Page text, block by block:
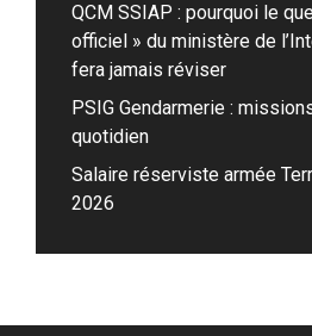
QCM SSIAP : pourquoi le
officiel » du ministère de
fera jamais réviser
PSIG Gendarmerie :
quotidien
Salaire réserviste armée
2026